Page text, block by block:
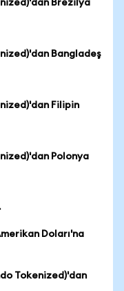
Brezilya
Bangladeş
Filipin
Polonya
Doları'na
Tokenized)'dan